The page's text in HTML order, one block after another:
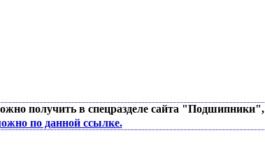
получить в спецразделе сайта
по данной ссылке.